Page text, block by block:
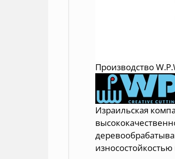
Производство
Израильская